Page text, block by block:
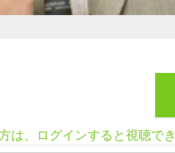
は、ログインすると視聴で